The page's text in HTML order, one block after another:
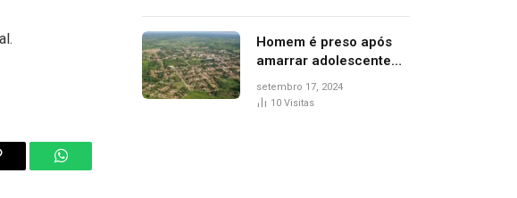
WhatsApp
Homem é preso após
amarrar adolescente
suspeito de furto em
estaca de cerca e
setembro 17, 2024
10 Visitas